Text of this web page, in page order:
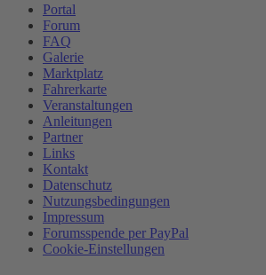
Portal
Forum
FAQ
Galerie
Marktplatz
Fahrerkarte
Veranstaltungen
Anleitungen
Partner
Links
Kontakt
Datenschutz
Nutzungsbedingungen
Impressum
Forumsspende per PayPal
Cookie-Einstellungen